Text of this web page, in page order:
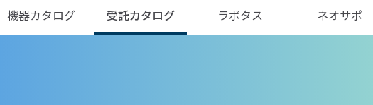
機器カタログ 受託カタログ ラボタス ネオサポ